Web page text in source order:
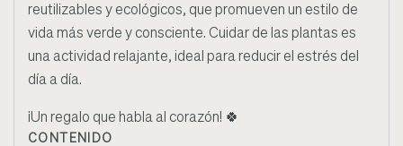
reutilizables y ecológicos, que promueven un estilo de
vida más verde y consciente. Cuidar de las plantas es
una actividad relajante, ideal para reducir el estrés del
día a día.
¡Un regalo que habla al corazón! 🍀
CONTENIDO